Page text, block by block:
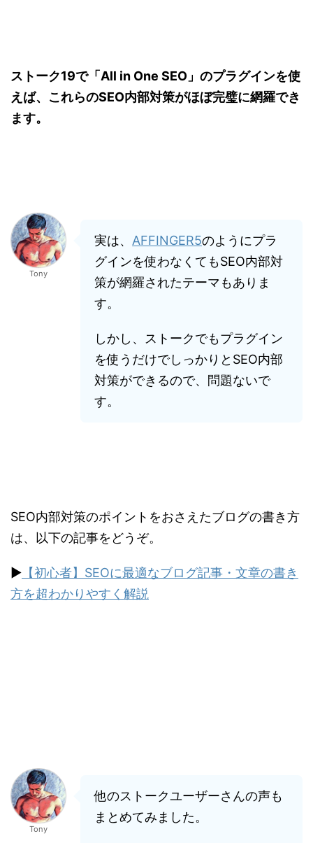
ストーク19で「All in One SEO」のプラグインを使
えば、これらのSEO内部対策がほぼ完璧に網羅でき
ます。
Tony
実は、 AFFINGER5のようにプラ
グインを使わなくてもSEO内部対
策が網羅されたテーマもありま
す。
しかし、ストークでもプラグイン
を使うだけでしっかりとSEO内部
対策ができるので、問題ないで
す。
SEO内部対策のポイントをおさえたブログの書き方
は、以下の記事をどうぞ。
▶︎ 【初心者】SEOに最適なブログ記事・文章の書き
方を超わかりやすく解説
Tony
他のストークユーザーさんの声も
まとめてみました。